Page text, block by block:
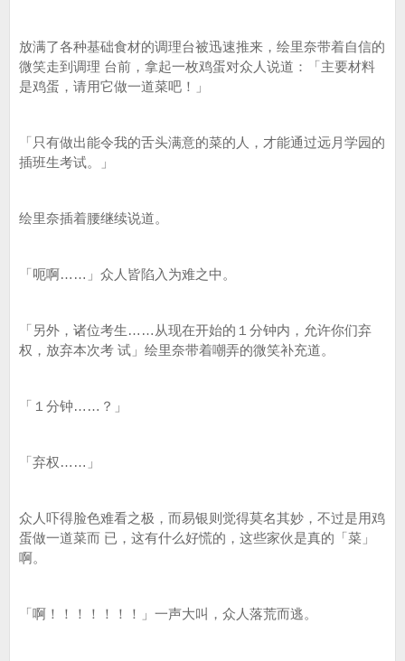
放满了各种基础食材的调理台被迅速推来，绘里奈带着自信的
微笑走到调理 台前，拿起一枚鸡蛋对众人说道：「主要材料
是鸡蛋，请用它做一道菜吧！」
「只有做出能令我的舌头满意的菜的人，才能通过远月学园的
插班生考试。」
绘里奈插着腰继续说道。
「呃啊……」众人皆陷入为难之中。
「另外，诸位考生……从现在开始的１分钟内，允许你们弃
权，放弃本次考 试」绘里奈带着嘲弄的微笑补充道。
「１分钟……？」
「弃权……」
众人吓得脸色难看之极，而易银则觉得莫名其妙，不过是用鸡
蛋做一道菜而 已，这有什么好慌的，这些家伙是真的「菜」
啊。
「啊！！！！！！！」一声大叫，众人落荒而逃。